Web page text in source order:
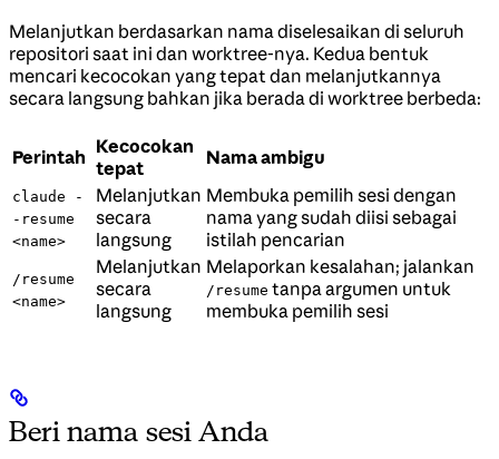
Melanjutkan berdasarkan nama diselesaikan di seluruh
repositori saat ini dan worktree-nya. Kedua bentuk
mencari kecocokan yang tepat dan melanjutkannya
secara langsung bahkan jika berada di worktree berbeda:
Perintah Kecocokan
tepat
Nama ambigu
claude -
-resume
<name>
Melanjutkan
secara
langsung
Membuka pemilih sesi dengan
nama yang sudah diisi sebagai
istilah pencarian
/resume
<name>
Melanjutkan
secara
langsung
Melaporkan kesalahan; jalankan
/resume tanpa argumen untuk
membuka pemilih sesi
Beri nama sesi Anda